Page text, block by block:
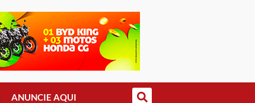
ANUNCIE AQUI